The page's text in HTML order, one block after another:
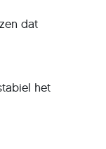
dat
het